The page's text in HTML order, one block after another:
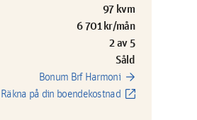
97 kvm
6 701 kr/mån
2 av 5
Såld
Bonum Brf Harmoni arrow_forward
Räkna på din boendekostnad open_in_new